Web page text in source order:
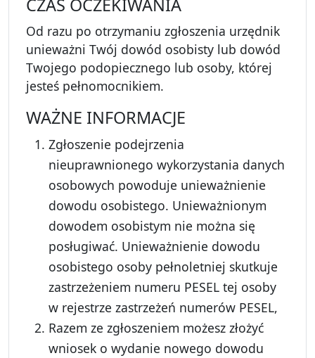
CZAS OCZEKIWANIA
Od razu po otrzymaniu zgłoszenia urzędnik
unieważni Twój dowód osobisty lub dowód
Twojego podopiecznego lub osoby, której
jesteś pełnomocnikiem.
WAŻNE INFORMACJE
Zgłoszenie podejrzenia
nieuprawnionego wykorzystania danych
osobowych powoduje unieważnienie
dowodu osobistego. Unieważnionym
dowodem osobistym nie można się
posługiwać. Unieważnienie dowodu
osobistego osoby pełnoletniej skutkuje
zastrzeżeniem numeru PESEL tej osoby
w rejestrze zastrzeżeń numerów PESEL,
Razem ze zgłoszeniem możesz złożyć
wniosek o wydanie nowego dowodu